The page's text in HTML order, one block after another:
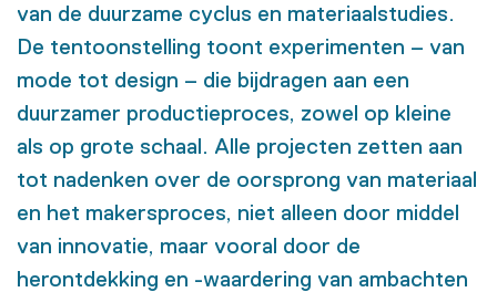
van de duurzame cyclus en materiaalstudies.
De tentoonstelling toont experimenten – van
mode tot design – die bijdragen aan een
duurzamer productieproces, zowel op kleine
als op grote schaal. Alle projecten zetten aan
tot nadenken over de oorsprong van materiaal
en het makersproces, niet alleen door middel
van innovatie, maar vooral door de
herontdekking en -waardering van ambachten